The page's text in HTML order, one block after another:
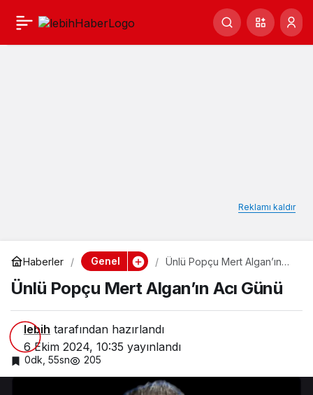
Reklamı kaldır
Haberler Genel
Ünlü Popçu Mert Algan’ın
Ünlü Popçu Mert Algan’ın Acı Günü
lebih tarafından hazırlandı
6 Ekim 2024, 10:35 yayınlandı
0dk, 55sn 205
Ünlü Popçu Mert Paylaş